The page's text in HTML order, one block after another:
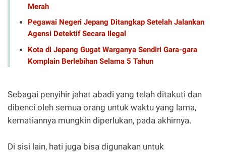
Merah
Pegawai Negeri Jepang Ditangkap Setelah Jalankan
Agensi Detektif Secara Ilegal
Kota di Jepang Gugat Warganya Sendiri Gara-gara
Komplain Berlebihan Selama 5 Tahun
Sebagai penyihir jahat abadi yang telah ditakuti dan
dibenci oleh semua orang untuk waktu yang lama,
kematiannya mungkin diperlukan, pada akhirnya.
Di sisi lain, hati juga bisa digunakan untuk